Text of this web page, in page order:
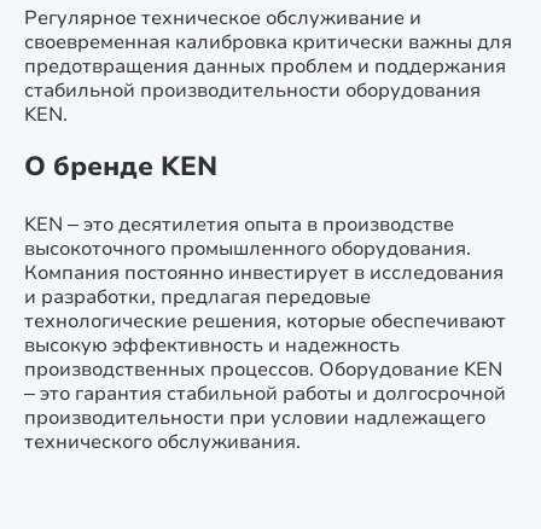
Регулярное техническое обслуживание и
своевременная калибровка критически важны для
предотвращения данных проблем и поддержания
стабильной производительности оборудования
KEN.
О бренде KEN
KEN – это десятилетия опыта в производстве
высокоточного промышленного оборудования.
Компания постоянно инвестирует в исследования
и разработки, предлагая передовые
технологические решения, которые обеспечивают
высокую эффективность и надежность
производственных процессов. Оборудование KEN
– это гарантия стабильной работы и долгосрочной
производительности при условии надлежащего
технического обслуживания.